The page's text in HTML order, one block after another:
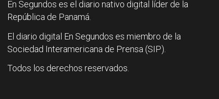
En Segundos es el diario nativo digital líder de la
República de Panamá.
El diario digital En Segundos es miembro de la
Sociedad Interamericana de Prensa (SIP).
Todos los derechos reservados.